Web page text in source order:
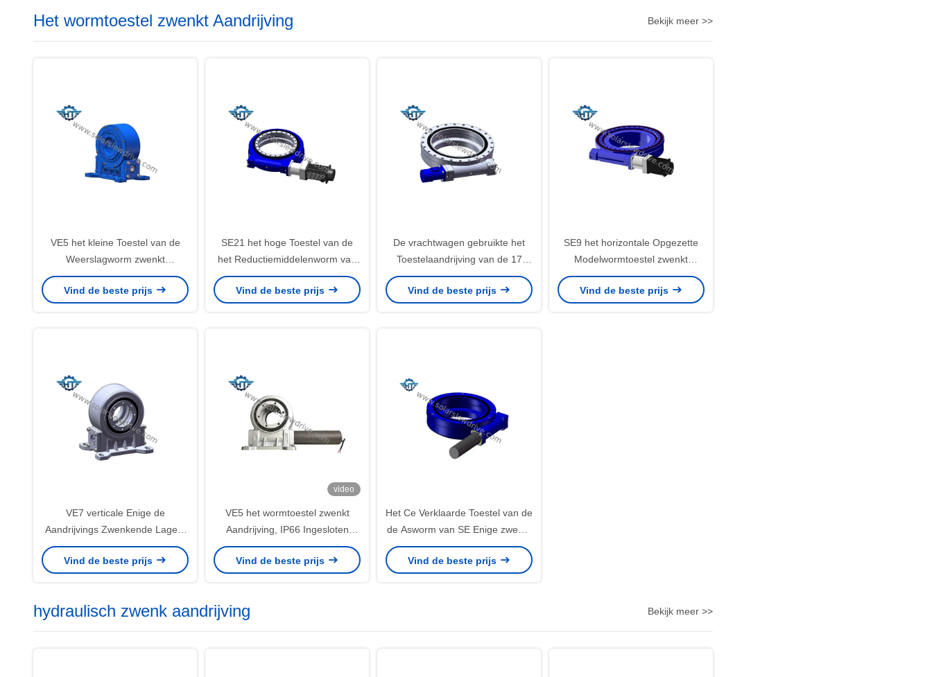
Het wormtoestel zwenkt Aandrijving Bekijk meer >>
VE5 het kleine Toestel van de
Weerslagworm zwenkt
Aandrijving met Elektrische Motor
voor Horizontale Enige As
Vind de beste prijs
SE21 het hoge Toestel van de
het Reductiemiddelenworm van
de Torsiesnelheid zwenkt
Aandrijving voor Robot en
Vind de beste prijs
De vrachtwagen gebruikte het
Toestelaandrijving van de 17
Duimworm, Zware Lading met
Ingesloten Huisvesting voor
Vind de beste prijs
SE9 het horizontale Opgezette
Modelwormtoestel zwenkt
Aandrijving met Servomotoren
voor Automatiseringsmateriaal
Vind de beste prijs
VE7 verticale Enige de
Aandrijvings Zwenkende Lagers
van de Asworm met Stepper
Motor en Controlemechanismen
Vind de beste prijs
video
VE5 het wormtoestel zwenkt
Aandrijving, IP66 Ingesloten
Huisvesting voor Parabolische
TrogKrachtcentrales
Vind de beste prijs
Het Ce Verklaarde Toestel van de
de Asworm van SE Enige zwenkt
Aandrijving met Ingesloten
Huisvesting voor Zonnedrijvers
Vind de beste prijs
hydraulisch zwenk aandrijving Bekijk meer >>